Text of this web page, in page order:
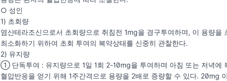
○ 성인
1) 초회량
염산테라조신으로서 초회량으로 취침전 1mg을 경구투여하며, 이 용량
최소화하기 위하여 초회 투여의 복약상태를 신중히 관찰한다.
2) 유지량
① 단독투여 : 유지량으로 1일 1회 2-10mg을 투여하며 아침 또는 저녁에
혈압반응을 얻기 위해 1주간격으로 용량을 2배로 증량할 수 있다. 20mg